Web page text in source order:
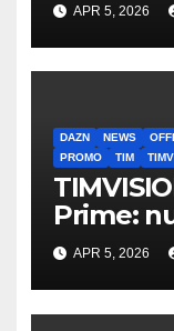
APR 5, 2026
DAZN NEWS
PROMO
TIM
Prime:
clienti
APR 5, 2026